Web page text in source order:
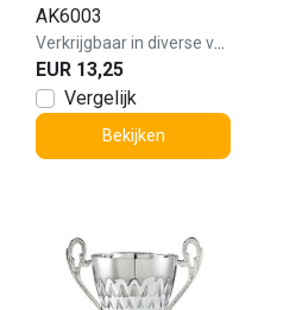
AK6003
EUR 13,25
Vergelijk
Bekijken